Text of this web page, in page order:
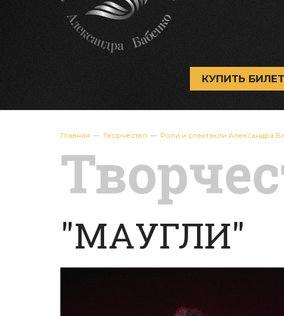
КУПИТЬ БИЛЕТ
Главная Творчество Роли и спектакли Александра
"МАУГЛИ"